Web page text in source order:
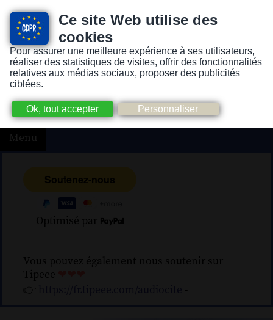
Ce site Web utilise des
cookies
Pour assurer une meilleure expérience à ses utilisateurs,
réaliser des statistiques de visites, offrir des fonctionnalités
relatives aux médias sociaux, proposer des publicités
ciblées.
Version pour personnes mal-voyantes ou non-voyantes
Menu
Optimisé par
Vous pouvez également nous soutenir sur
Tipeee
👉
-